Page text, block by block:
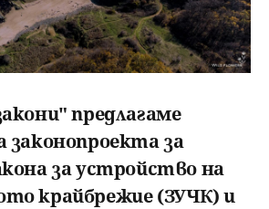
предлагаме
законопроекта за
за устройство на
крайбрежие (ЗУЧК) и